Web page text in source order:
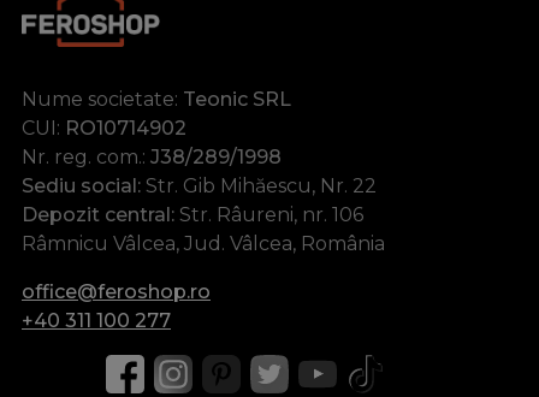
Nume societate: Teonic SRL
CUI: RO10714902
Nr. reg. com.: J38/289/1998
Sediu social: Str. Gib Mihăescu, Nr. 22
Depozit central: Str. Râureni, nr. 106
Râmnicu Vâlcea, Jud. Vâlcea, România
office@feroshop.ro
+40 311 100 277